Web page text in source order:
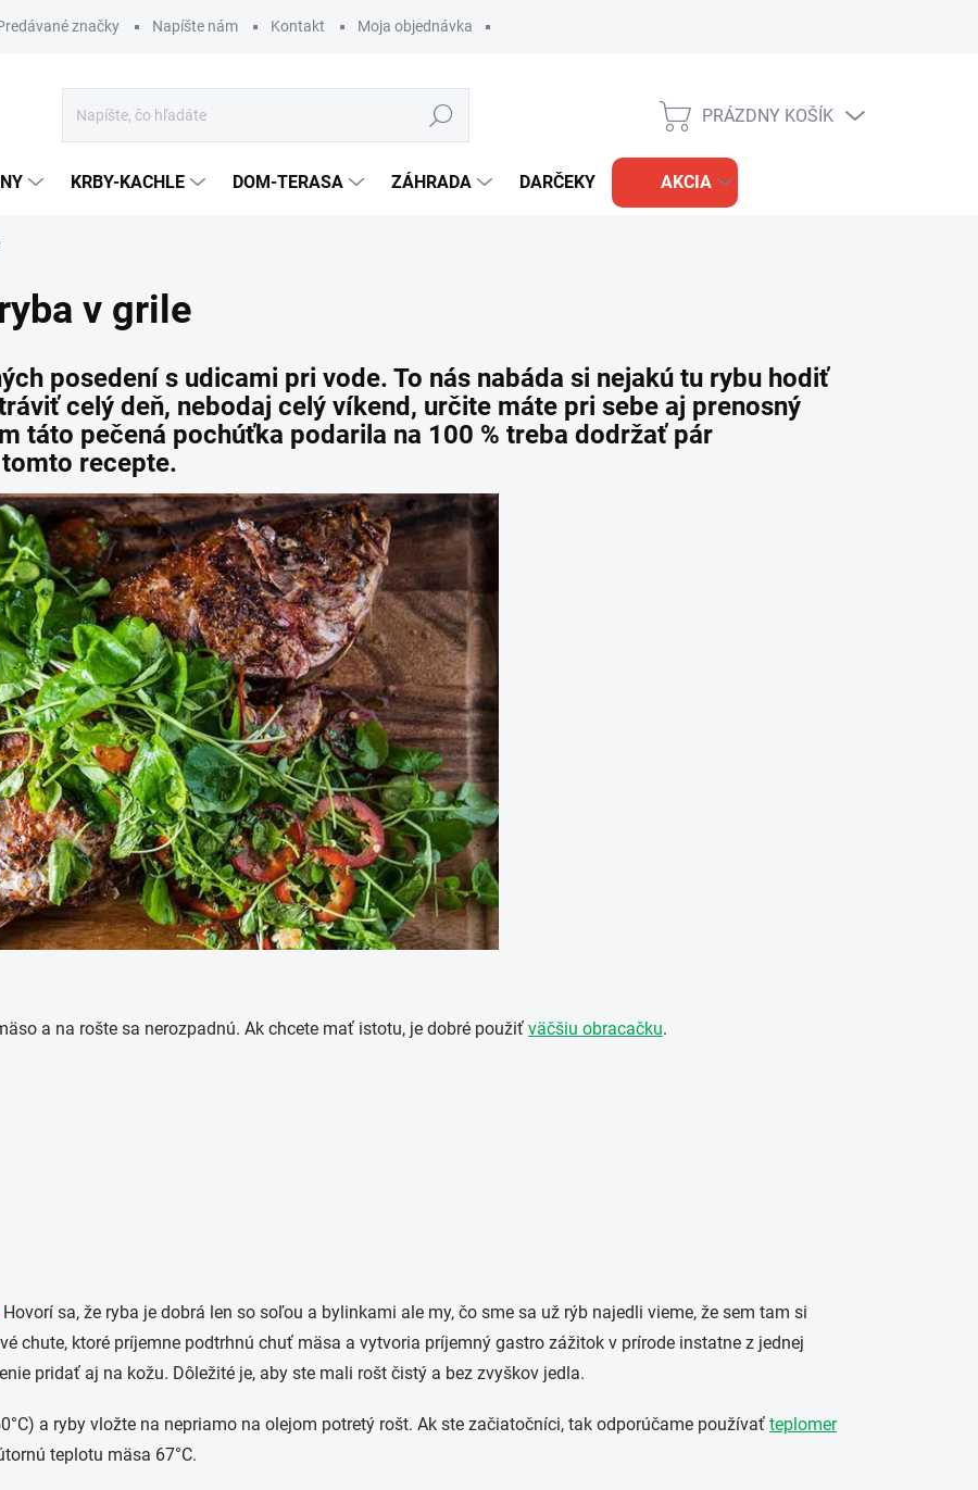
značky Napíšte nám Kontakt Moja objednávka
Hľadať
NÁKUPNÝ
PRÁZDNY KOŠÍK
KRBY-KACHLE DOM-TERASA ZÁHRADA DARČEKY AKCIA
v grile
posedení s udicami pri vode. To nás nabáda si nejakú tu rybu hodiť
celý deň, nebodaj celý víkend, určite máte pri sebe aj prenosný
táto pečená pochúťka podarila na 100 % treba dodržať pár
recepte.
a na rošte sa nerozpadnú. Ak chcete mať istotu, je dobré použiť väčšiu obracačku.
Hovorí sa, že ryba je dobrá len so soľou a bylinkami ale my, čo sme sa už rýb najedli vieme, že sem tam si
chute, ktoré príjemne podtrhnú chuť mäsa a vytvoria príjemný gastro zážitok v prírode instatne z jednej
pridať aj na kožu. Dôležité je, aby ste mali rošt čistý a bez zvyškov jedla.
a ryby vložte na nepriamo na olejom potretý rošt. Ak ste začiatočníci, tak odporúčame používať teplomer
teplotu mäsa 67°C.